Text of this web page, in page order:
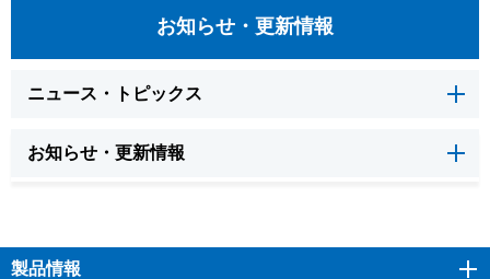
お知らせ・更新情報
ニュース・トピックス
お知らせ・更新情報
製品情報